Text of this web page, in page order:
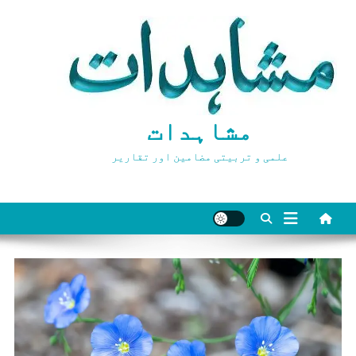
مشاہدات
علمی و تربیتی مضامین اور تقاریر